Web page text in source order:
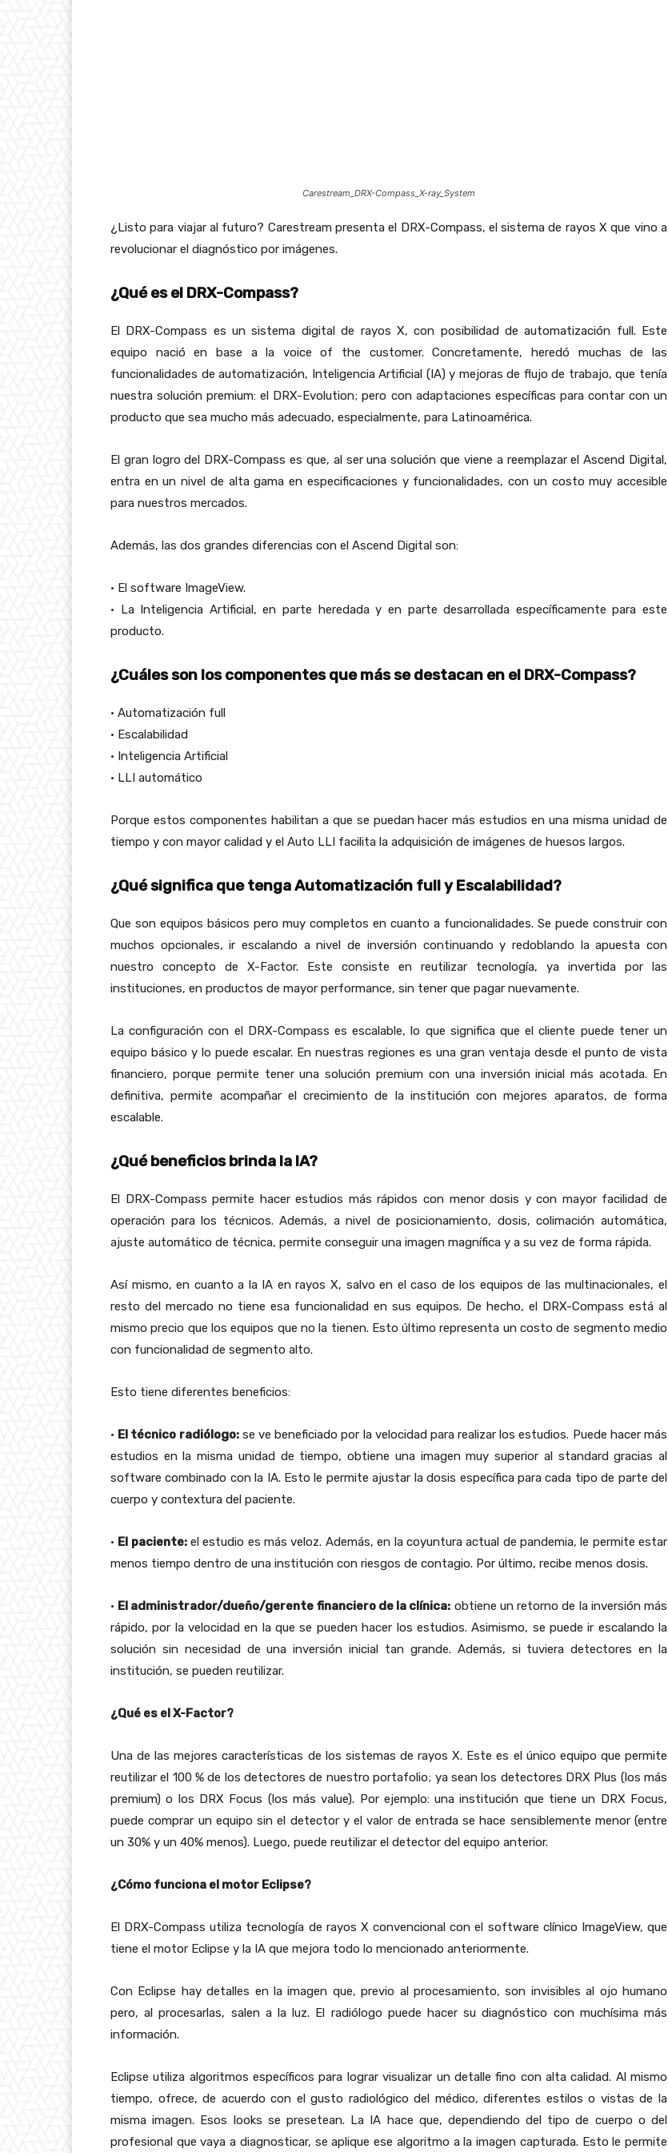
Carestream_DRX-Compass_X-ray_System
¿Listo para viajar al futuro? Carestream presenta el DRX-Compass, el sistema de rayos X que vino a
revolucionar el diagnóstico por imágenes.
¿Qué es el DRX-Compass?
El DRX-Compass es un sistema digital de rayos X, con posibilidad de automatización full. Este
equipo nació en base a la voice of the customer. Concretamente, heredó muchas de las
funcionalidades de automatización, Inteligencia Artificial (IA) y mejoras de flujo de trabajo, que tenía
nuestra solución premium: el DRX-Evolution; pero con adaptaciones específicas para contar con un
producto que sea mucho más adecuado, especialmente, para Latinoamérica.
El gran logro del DRX-Compass es que, al ser una solución que viene a reemplazar el Ascend Digital,
entra en un nivel de alta gama en especificaciones y funcionalidades, con un costo muy accesible
para nuestros mercados.
Además, las dos grandes diferencias con el Ascend Digital son:
• El software ImageView.
• La Inteligencia Artificial, en parte heredada y en parte desarrollada específicamente para este
producto.
¿Cuáles son los componentes que más se destacan en el DRX-Compass?
• Automatización full
• Escalabilidad
• Inteligencia Artificial
• LLI automático
Porque estos componentes habilitan a que se puedan hacer más estudios en una misma unidad de
tiempo y con mayor calidad y el Auto LLI facilita la adquisición de imágenes de huesos largos.
¿Qué significa que tenga Automatización full yEscalabilidad?
Que son equipos básicos pero muy completos en cuanto a funcionalidades. Se puede construir con
muchos opcionales, ir escalando a nivel de inversión continuando y redoblando la apuesta con
nuestro concepto de X-Factor. Este consiste en reutilizar tecnología, ya invertida por las
instituciones, en productos de mayor performance, sin tener que pagar nuevamente.
La configuración con el DRX-Compass es escalable, lo que significa que el cliente puede tener un
equipo básico y lo puede escalar. En nuestras regiones es una gran ventaja desde el punto de vista
financiero, porque permite tener una solución premium con una inversión inicial más acotada. En
definitiva, permite acompañar el crecimiento de la institución con mejores aparatos, de forma
escalable.
¿Qué beneficios brinda la IA?
El DRX-Compass permite hacer estudios más rápidos con menor dosis y con mayor facilidad de
operación para los técnicos. Además, a nivel de posicionamiento, dosis, colimación automática,
ajuste automático de técnica, permite conseguir una imagen magnífica y a su vez de forma rápida.
Así mismo, en cuanto a la IA en rayos X, salvo en el caso de los equipos de las multinacionales, el
resto del mercado no tiene esa funcionalidad en sus equipos. De hecho, el DRX-Compass está al
mismo precio que los equipos que no la tienen. Esto último representa un costo de segmento medio
con funcionalidad de segmento alto.
Esto tiene diferentes beneficios:
• El técnico radiólogo:se ve beneficiado por la velocidad para realizar los estudios. Puede hacer más
estudios en la misma unidad de tiempo, obtiene una imagen muy superior al standard gracias al
software combinado con la IA. Esto le permite ajustar la dosis específica para cada tipo de parte del
cuerpo y contextura del paciente.
• El paciente:el estudio es más veloz. Además, en la coyuntura actual de pandemia, le permite estar
menos tiempo dentro de una institución con riesgos de contagio. Por último, recibe menos dosis.
• El administrador/dueño/gerente financiero de la clínica: obtiene un retorno de la inversión más
rápido, por la velocidad en la que se pueden hacer los estudios. Asimismo, se puede ir escalando la
solución sin necesidad de una inversión inicial tan grande. Además, si tuviera detectores en la
institución, se pueden reutilizar.
¿Qué es el X-Factor?
Una de las mejores características de los sistemas de rayos X. Este es el único equipo que permite
reutilizar el 100 % de los detectores de nuestro portafolio; ya sean los detectores DRX Plus (los más
premium) o los DRX Focus (los más value). Por ejemplo: una institución que tiene un DRX Focus,
puede comprar un equipo sin el detector y el valor de entrada se hace sensiblemente menor (entre
un 30% y un 40% menos). Luego, puede reutilizar el detector del equipo anterior.
¿Cómo funciona el motor Eclipse?
El DRX-Compass utiliza tecnología de rayos X convencional con el software clínico ImageView, que
tiene el motor Eclipse y la IA que mejora todo lo mencionado anteriormente.
Con Eclipse hay detalles en la imagen que, previo al procesamiento, son invisibles al ojo humano
pero, al procesarlas, salen a la luz. El radiólogo puede hacer su diagnóstico con muchísima más
información.
Eclipse utiliza algoritmos específicos para lograr visualizar un detalle fino con alta calidad. Al mismo
tiempo, ofrece, de acuerdo con el gusto radiológico del médico, diferentes estilos o vistas de la
misma imagen. Esos looks se presetean. La IA hace que, dependiendo del tipo de cuerpo o del
profesional que vaya a diagnosticar, se aplique ese algoritmo a la imagen capturada. Esto le permite